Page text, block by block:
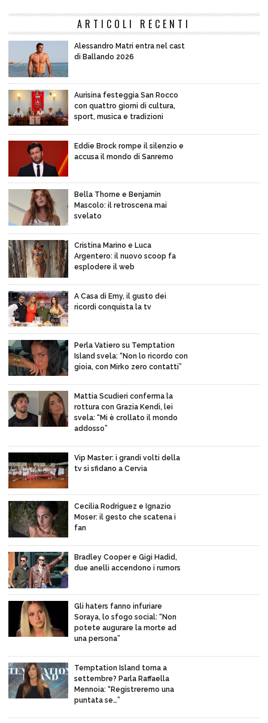
ARTICOLI RECENTI
Alessandro Matri entra nel cast
di Ballando 2026
Aurisina festeggia San Rocco
con quattro giorni di cultura,
sport, musica e tradizioni
Eddie Brock rompe il silenzio e
accusa il mondo di Sanremo
Bella Thorne e Benjamin
Mascolo: il retroscena mai
svelato
Cristina Marino e Luca
Argentero: il nuovo scoop fa
esplodere il web
A Casa di Emy, il gusto dei
ricordi conquista la tv
Perla Vatiero su Temptation
Island svela: “Non lo ricordo con
gioia, con Mirko zero contatti”
Mattia Scudieri conferma la
rottura con Grazia Kendi, lei
svela: “Mi è crollato il mondo
addosso”
Vip Master: i grandi volti della
tv si sfidano a Cervia
Cecilia Rodriguez e Ignazio
Moser: il gesto che scatena i
fan
Bradley Cooper e Gigi Hadid,
due anelli accendono i rumors
Gli haters fanno infuriare
Soraya, lo sfogo social: “Non
potete augurare la morte ad
una persona”
Temptation Island torna a
settembre? Parla Raffaella
Mennoia: “Registreremo una
puntata se…”